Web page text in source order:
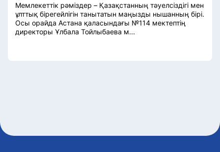
Мемлекеттік рәміздер – Қазақстанның тәуелсіздігі мен
ұлттық бірегейлігін танытатын маңызды нышанның бірі.
Осы орайда Астана қаласындағы №114 мектептің
директоры Ұлбала Тойлыбаева м...